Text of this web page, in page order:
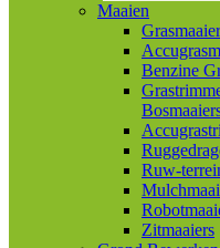
Maaien
Benzine
Ruw-
Zitmaaiers